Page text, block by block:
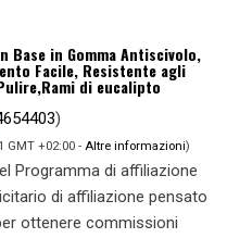
Base in Gomma Antiscivolo,
Facile, Resistente agli
di eucalipto
)
GMT +02:00 - Altre informazioni)
Programma di affiliazione
di affiliazione pensato
ottenere commissioni